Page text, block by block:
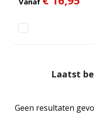
Laatst
Geen resultaten